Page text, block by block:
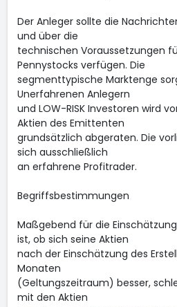
Der Anleger sollte die
und über die
technischen Voraussetzungen
Pennystocks verfügen. Die
segmenttypische Marktenge
Unerfahrenen Anlegern
und LOW-RISK Investoren wird
Aktien des Emittenten
grundsätzlich abgeraten. Die
sich ausschließlich
an erfahrene Profitrader.
Begriffsbestimmungen
Maßgebend für die
ist, ob sich seine Aktien
nach der Einschätzung des
Monaten
(Geltungszeitraum) besser,
mit den Aktien